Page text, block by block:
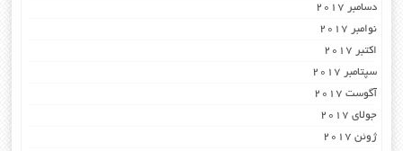
دسامبر 2017
نوامبر 2017
اکتبر 2017
سپتامبر 2017
آگوست 2017
جولای 2017
ژوئن 2017